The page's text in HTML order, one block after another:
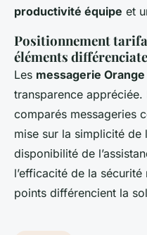
productivité équipe et
Positionnement
éléments
Les messagerie
transparence
comparés messageries
mise sur la simplicité
disponibilité de
l’efficacité de la
points différencient la